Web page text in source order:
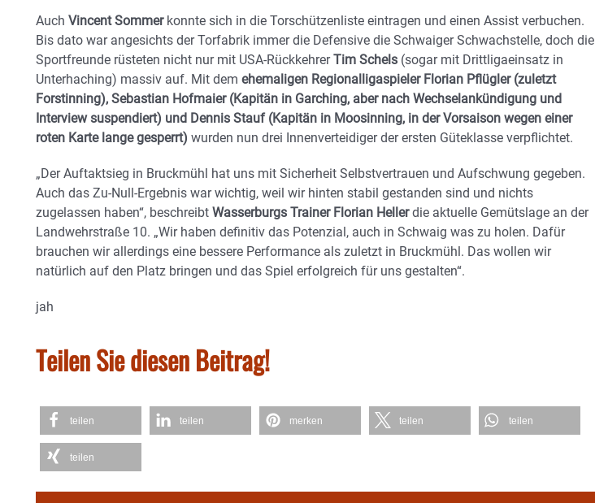
Auch Vincent Sommerkonnte sich in die Torschützenliste eintragen und einen Assist verbuchen.
Bis dato war angesichts der Torfabrik immer die Defensive die Schwaiger Schwachstelle, doch die
Sportfreunde rüsteten nicht nur mit USA-RückkehrerTim Schels (sogar mit Drittligaeinsatz in
Unterhaching) massiv auf. Mit dem ehemaligen Regionalligaspieler Florian Pflügler (zuletzt
Forstinning), Sebastian Hofmaier (Kapitän in Garching, aber nach Wechselankündigung und
Interview suspendiert) und Dennis Stauf (Kapitän in Moosinning, in der Vorsaison wegen einer
roten Karte lange gesperrt) wurden nun drei Innenverteidiger der ersten Güteklasse verpflichtet.
„Der Auftaktsieg in Bruckmühl hat uns mit Sicherheit Selbstvertrauen und Aufschwung gegeben.
Auch das Zu-Null-Ergebnis war wichtig, weil wir hinten stabil gestanden sind und nichts
zugelassen haben“, beschreibt Wasserburgs Trainer Florian Hellerdie aktuelle Gemütslage an der
Landwehrstraße 10. „Wir haben definitiv das Potenzial, auch in Schwaig was zu holen. Dafür
brauchen wir allerdings eine bessere Performance als zuletzt in Bruckmühl. Das wollen wir
natürlich auf den Platz bringen und das Spiel erfolgreich für uns gestalten“.
jah
Teilen Sie diesen Beitrag!
teilen teilen merken teilen teilen
teilen